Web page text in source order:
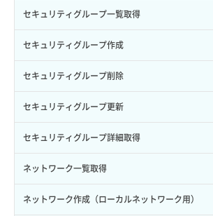
ボリューム一覧取得
ボリューム作成
ボリューム削除
ボリューム更新
ボリューム詳細一覧取得
ボリューム詳細取得
自動バックアップ有効化
サーバーに紐づくアドレス取得（ネットワーク指定
サーバーに紐づくセキュリティグループ取得
サーバープラン一覧取得
サーバープラン変更
サーバープラン詳細一覧取得
サーバープラン詳細取得
サーバーメタデータ取得
セキュリティグループ一覧取得
セキュリティグループ作成
セキュリティグループ削除
セキュリティグループ更新
セキュリティグループ詳細取得
ネットワーク一覧取得
ネットワーク作成（ローカルネットワーク用）